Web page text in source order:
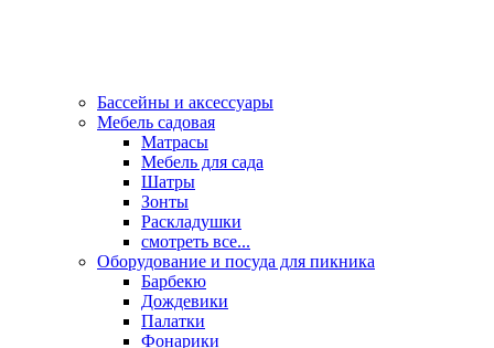
Бассейны и аксессуары
Мебель садовая
Матрасы
Мебель для сада
Шатры
Зонты
Раскладушки
смотреть все...
Оборудование и посуда для пикника
Барбекю
Дождевики
Палатки
Фонарики